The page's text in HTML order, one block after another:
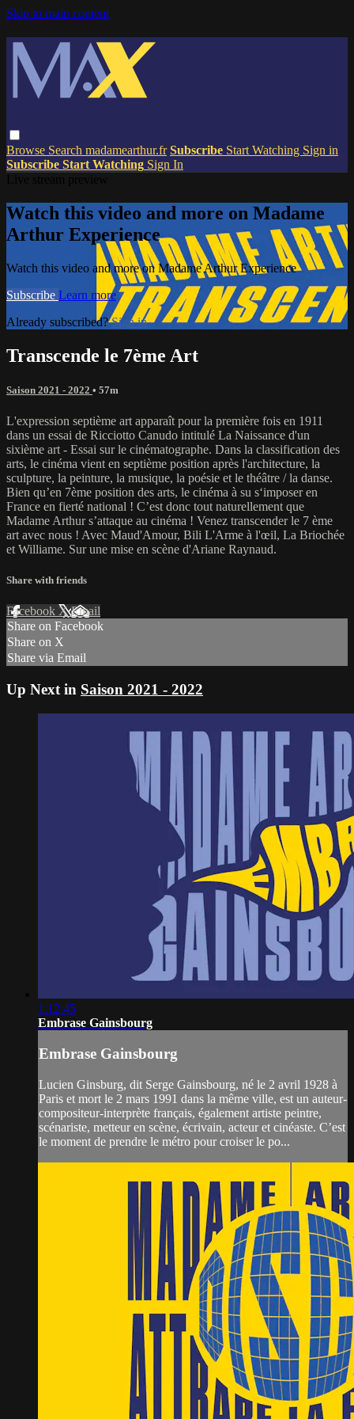
Skip to main content
Browse Search madamearthur.fr Subscribe Start Watching Sign in
Subscribe Start Watching Sign In
Watch this video and more on Madame
Arthur Experience
Watch this video and more on Madame Arthur Experience
Subscribe Learn more
Already subscribed?Sign in
Transcende le 7ème Art
Saison 2021 - 2022 • 57m
L'expression septième art apparaît pour la première fois en 1911
dans un essai de Ricciotto Canudo intitulé La Naissance d'un
sixième art - Essai sur le cinématographe. Dans la classification des
arts, le cinéma vient en septième position après l'architecture, la
sculpture, la peinture, la musique, la poésie et le théâtre / la danse.
Bien qu’en 7ème position des arts, le cinéma à su s‘imposer en
France en fierté national ! C’est donc tout naturellement que
Madame Arthur s’attaque au cinéma ! Venez transcender le 7 ème
art avec nous ! Avec Maud'Amour, Bili L'Arme à l'œil, La Briochée
et Williame. Sur une mise en scène d'Ariane Raynaud.
Share with friends
Facebook XEmail
Share on Facebook
Share on X
Share via Email
Up Next in Saison 2021 - 2022
1:12:45
Embrase Gainsbourg
Embrase Gainsbourg
Lucien Ginsburg, dit Serge Gainsbourg, né le 2 avril 1928 à
Paris et mort le 2 mars 1991 dans la même ville, est un auteur-
compositeur-interprète français, également artiste peintre,
scénariste, metteur en scène, écrivain, acteur et cinéaste. C’est
le moment de prendre le métro pour croiser le po...